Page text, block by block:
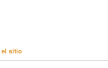
el sitio